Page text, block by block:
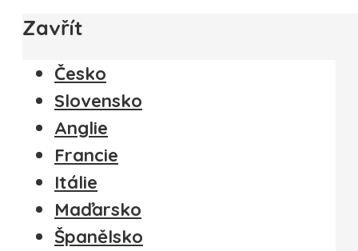
Zavřít
Česko
Slovensko
Anglie
Francie
Itálie
Maďarsko
Španělsko